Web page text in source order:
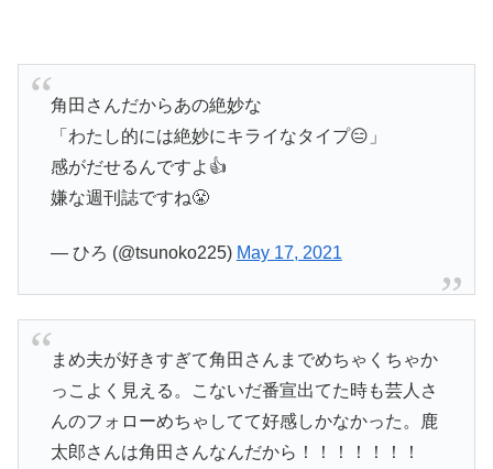
角田さんだからあの絶妙な
「わたし的には絶妙にキライなタイプ😑」
感がだせるんですよ👍
嫌な週刊誌ですね😤
— ひろ (@tsunoko225) May 17, 2021
まめ夫が好きすぎて角田さんまでめちゃくちゃか
っこよく見える。こないだ番宣出てた時も芸人さ
んのフォローめちゃしてて好感しかなかった。鹿
太郎さんは角田さんなんだから！！！！！！！